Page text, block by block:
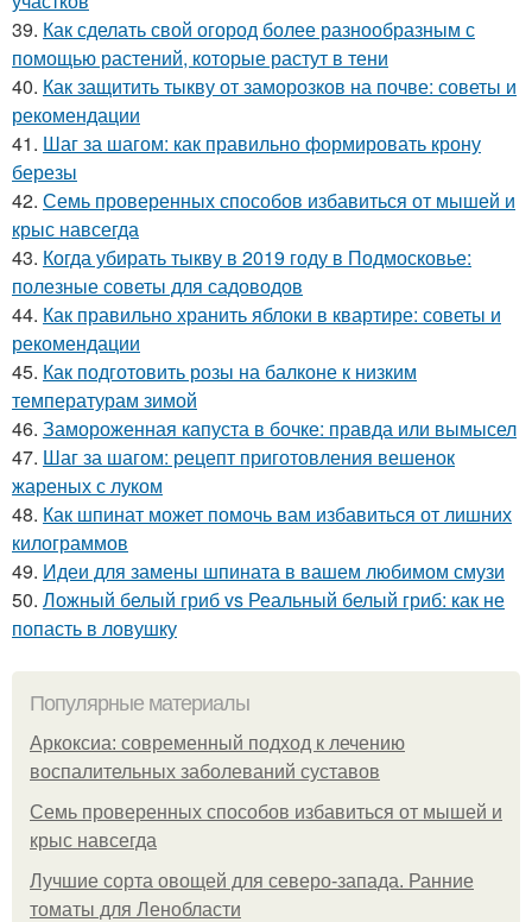
39. Как сделать свой огород более разнообразным с
помощью растений, которые растут в тени
40. Как защитить тыкву от заморозков на почве: советы и
рекомендации
41. Шаг за шагом: как правильно формировать крону
березы
42. Семь проверенных способов избавиться от мышей и
крыс навсегда
43. Когда убирать тыкву в 2019 году в Подмосковье:
полезные советы для садоводов
44. Как правильно хранить яблоки в квартире: советы и
рекомендации
45. Как подготовить розы на балконе к низким
температурам зимой
46. Замороженная капуста в бочке: правда или вымысел
47. Шаг за шагом: рецепт приготовления вешенок
жареных с луком
48. Как шпинат может помочь вам избавиться от лишних
килограммов
49. Идеи для замены шпината в вашем любимом смузи
50. Ложный белый гриб vs Реальный белый гриб: как не
попасть в ловушку
Популярные материалы
Аркоксиа: современный подход к лечению
воспалительных заболеваний суставов
Семь проверенных способов избавиться от мышей и
крыс навсегда
Лучшие сорта овощей для северо-запада. Ранние
томаты для Ленобласти